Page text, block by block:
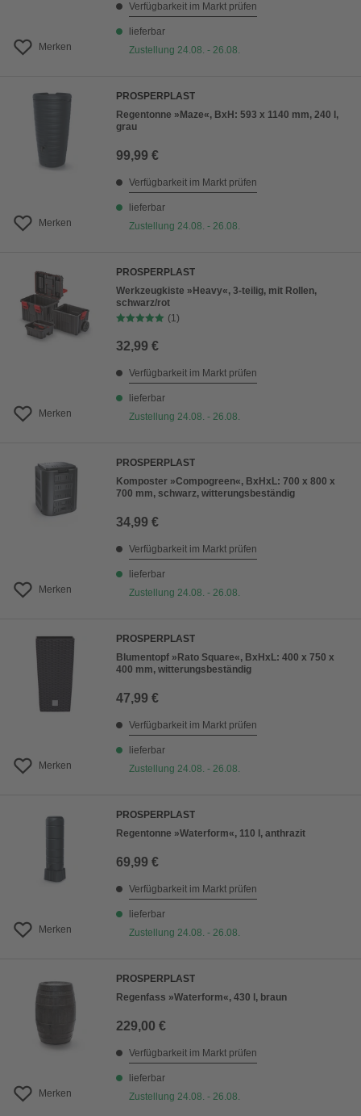
Merken
Verfügbarkeit im Markt prüfen
lieferbar
Zustellung 24.08. - 26.08.
Merken
PROSPERPLAST
Regentonne »Maze«, BxH: 593 x 1140 mm, 240 l,
grau
99,99 €
Verfügbarkeit im Markt prüfen
lieferbar
Zustellung 24.08. - 26.08.
Merken
PROSPERPLAST
Werkzeugkiste »Heavy«, 3-teilig, mit Rollen,
schwarz/rot
(1)
32,99 €
Verfügbarkeit im Markt prüfen
lieferbar
Zustellung 24.08. - 26.08.
Merken
PROSPERPLAST
Komposter »Compogreen«, BxHxL: 700 x 800 x
700 mm, schwarz, witterungsbeständig
34,99 €
Verfügbarkeit im Markt prüfen
lieferbar
Zustellung 24.08. - 26.08.
Merken
PROSPERPLAST
Blumentopf »Rato Square«, BxHxL: 400 x 750 x
400 mm, witterungsbeständig
47,99 €
Verfügbarkeit im Markt prüfen
lieferbar
Zustellung 24.08. - 26.08.
Merken
PROSPERPLAST
Regentonne »Waterform«, 110 l, anthrazit
69,99 €
Verfügbarkeit im Markt prüfen
lieferbar
Zustellung 24.08. - 26.08.
Merken
PROSPERPLAST
Regenfass »Waterform«, 430 l, braun
229,00 €
Verfügbarkeit im Markt prüfen
lieferbar
Zustellung 24.08. - 26.08.